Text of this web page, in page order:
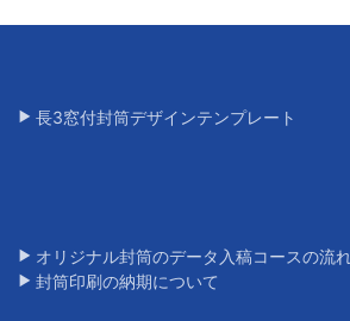
長3窓付封筒デザインテンプレート
オリジナル封筒のデータ入稿コースの流
封筒印刷の納期について